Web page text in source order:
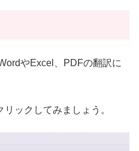
やExcel、PDFの翻訳に
リックしてみましょう。